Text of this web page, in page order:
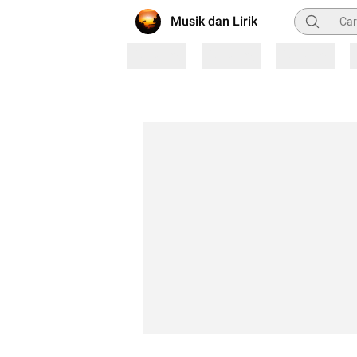
Musik dan Lirik Pencarian